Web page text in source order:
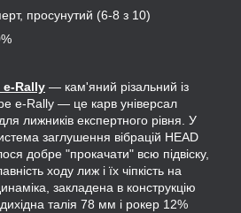
просунутий (6-8 з 10)
e-Rally — кам'яний різальний із
e-Rally — це карв універсал
лижників експертного рівня. У
заглушення вібрацій HEAD
добре "прокачати" всю підвіску,
ходу лиж і їх чіпкість на
закладена в конструкцію
талія 78 мм і рокер 12%